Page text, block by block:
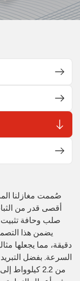
صُممت مغازلنا
أقصى قدر من
صلب وحافة تثبيت
دقيقة، مما يجعلها
السرعة. بفضل